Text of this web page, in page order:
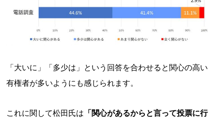
「大いに」「多少は」という回答を合わせると関心の高い
有権者が多いようにも感じられます。
これに関して松田氏は 「関心があるからと言って投票に行